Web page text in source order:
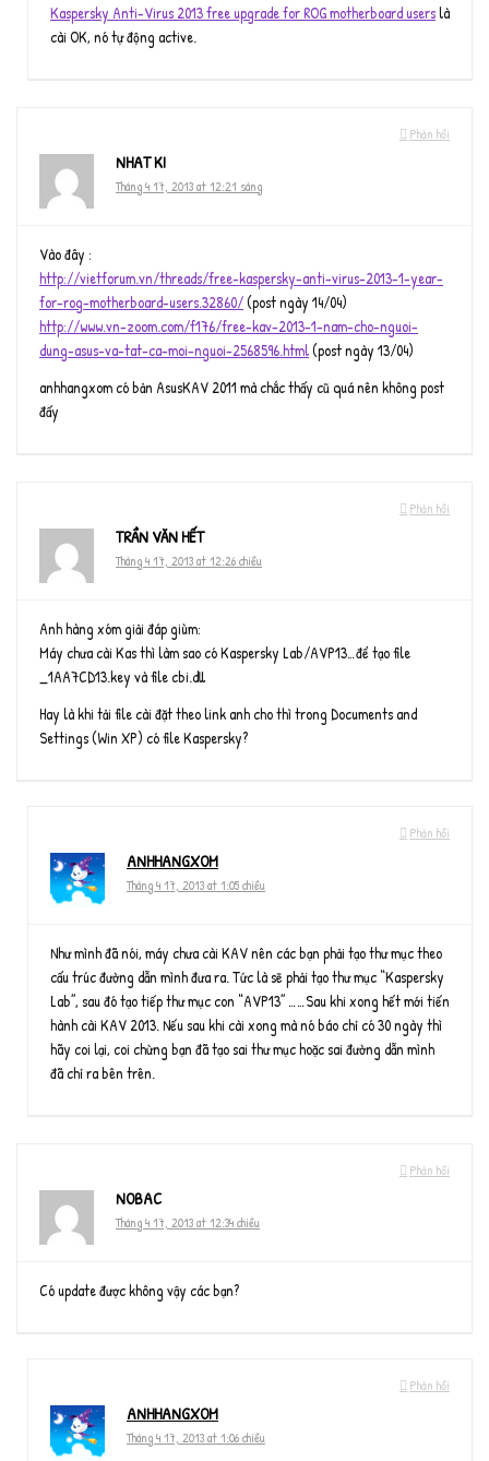
Kaspersky Anti-Virus 2013 free upgrade for ROG motherboard userslà
cài OK, nó tự động active.
Phản hồi
NHAT KI
Tháng 4 17, 2013 at 12:21 sáng
Vào đây :
http://vietforum.vn/threads/free-kaspersky-anti-virus-2013-1-year-
for-rog-motherboard-users.32860/(post ngày 14/04)
http://www.vn-zoom.com/f176/free-kav-2013-1-nam-cho-nguoi-
dung-asus-va-tat-ca-moi-nguoi-2568596.html(post ngày 13/04)
anhhangxom có bản AsusKAV 2011 mà chắc thấy cũ quá nên không post
đấy
Phản hồi
TRẦN VĂN HẾT
Tháng 4 17, 2013 at 12:26 chiều
Anh hàng xóm giải đáp giùm:
Máy chưa cài Kas thì làm sao có Kaspersky Lab/AVP13…để tạo file
_1AA7CD13.key và file cbi.dll
Hay là khi tải file cài đặt theo link anh cho thì trong Documents and
Settings (Win XP) có file Kaspersky?
Phản hồi
ANHHANGXOM
Tháng 4 17, 2013 at 1:05 chiều
Như mình đã nói, máy chưa cài KAV nên các bạn phải tạo thư mục theo
cấu trúc đường dẫn mình đưa ra. Tức là sẽ phải tạo thư mục “Kaspersky
Lab”, sau đó tạo tiếp thư mục con “AVP13” ……Sau khi xong hết mới tiến
hành cài KAV 2013. Nếu sau khi cài xong mà nó báo chỉ có 30 ngày thì
hãy coi lại, coi chừng bạn đã tạo sai thư mục hoặc sai đường dẫn mình
đã chỉ ra bên trên.
Phản hồi
NOBAC
Tháng 4 17, 2013 at 12:34 chiều
Có update được không vậy các bạn?
Phản hồi
ANHHANGXOM
Tháng 4 17, 2013 at 1:06 chiều